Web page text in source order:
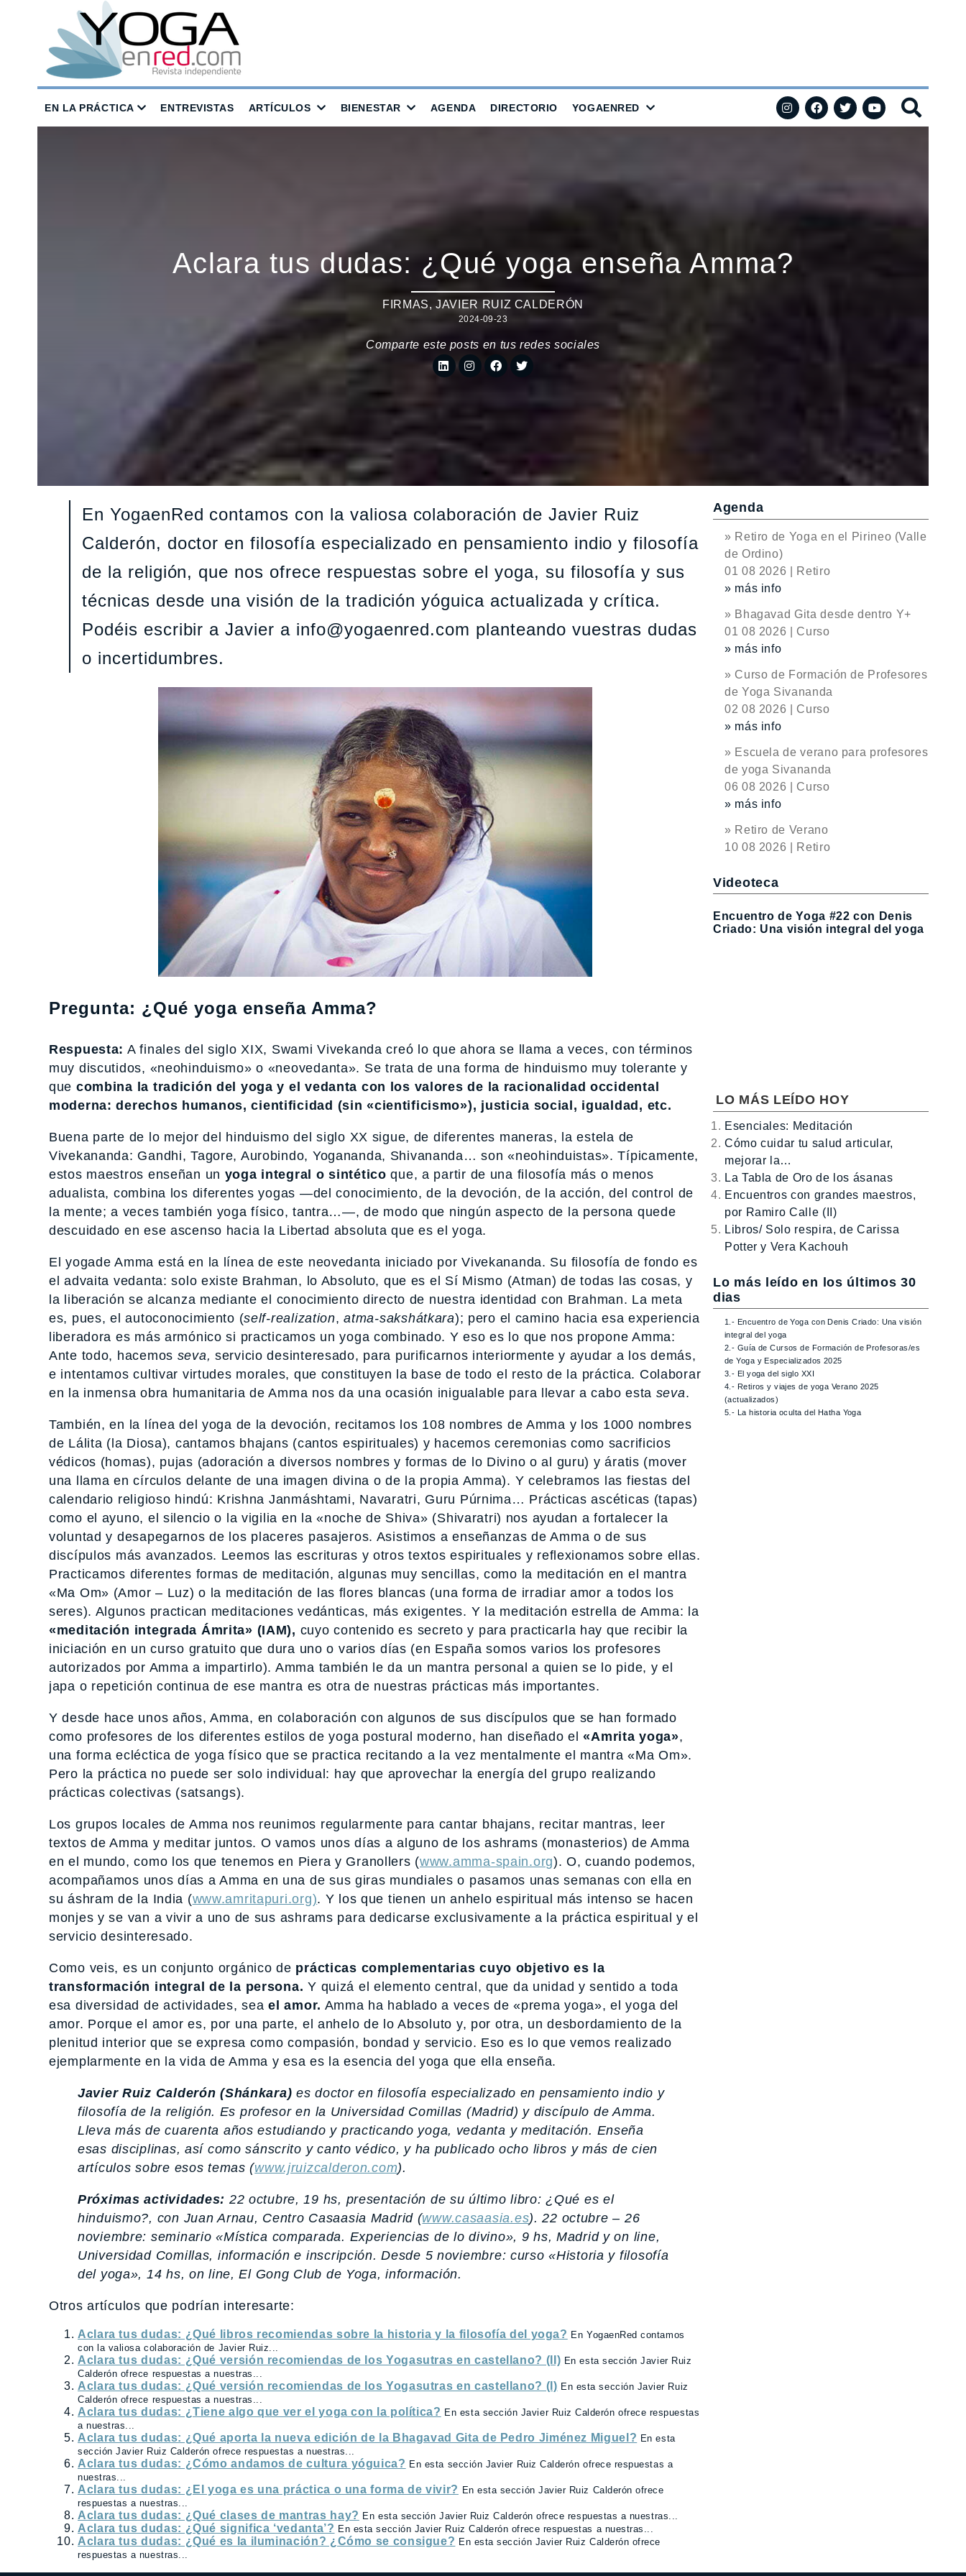
EN LA PRÁCTICA ENTREVISTAS ARTÍCULOS BIENESTAR AGENDA DIRECTORIO YOGAENRED
Aclara tus dudas: ¿Qué yoga enseña Amma?
FIRMAS,JAVIER RUIZ CALDERÓN
2024-09-23
Comparte este posts en tus redes sociales
En YogaenRed contamos con la valiosa colaboración de Javier Ruiz
Calderón, doctor en filosofía especializado en pensamiento indio y filosofía
de la religión, que nos ofrece respuestas sobre el yoga, su filosofía y sus
técnicas desde una visión de la tradición yóguica actualizada y crítica.
Podéis escribir a Javier a info@yogaenred.com planteando vuestras dudas
o incertidumbres.
Pregunta: ¿Qué yoga enseña Amma?
Respuesta: A finales del siglo XIX, Swami Vivekanda creó lo que ahora se llama a veces, con términos
muy discutidos, «neohinduismo» o «neovedanta». Se trata de una forma de hinduismo muy tolerante y
que combina la tradición del yoga y el vedanta con los valores de la racionalidad occidental
moderna: derechos humanos, cientificidad (sin «cientificismo»), justicia social, igualdad, etc.
Buena parte de lo mejor del hinduismo del siglo XX sigue, de diferentes maneras, la estela de
Vivekananda: Gandhi, Tagore, Aurobindo, Yogananda, Shivananda… son «neohinduistas». Típicamente,
estos maestros enseñan un yoga integral o sintético que, a partir de una filosofía más o menos
adualista, combina los diferentes yogas —del conocimiento, de la devoción, de la acción, del control de
la mente; a veces también yoga físico, tantra…—, de modo que ningún aspecto de la persona quede
descuidado en ese ascenso hacia la Libertad absoluta que es el yoga.
El yogade Amma está en la línea de este neovedanta iniciado por Vivekananda. Su filosofía de fondo es
el advaita vedanta: solo existe Brahman, lo Absoluto, que es el Sí Mismo (Atman) de todas las cosas, y
la liberación se alcanza mediante el conocimiento directo de nuestra identidad con Brahman. La meta
es, pues, el autoconocimiento (self-realization,atma-sakshátkara); pero el camino hacia esa experiencia
liberadora es más armónico si practicamos un yoga combinado. Y eso es lo que nos propone Amma:
Ante todo, hacemos seva, servicio desinteresado, para purificarnos interiormente y ayudar a los demás,
e intentamos cultivar virtudes morales, que constituyen la base de todo el resto de la práctica. Colaborar
en la inmensa obra humanitaria de Amma nos da una ocasión inigualable para llevar a cabo esta seva.
También, en la línea del yoga de la devoción, recitamos los 108 nombres de Amma y los 1000 nombres
de Lálita (la Diosa), cantamos bhajans (cantos espirituales) y hacemos ceremonias como sacrificios
védicos (homas), pujas (adoración a diversos nombres y formas de lo Divino o al guru) y áratis (mover
una llama en círculos delante de una imagen divina o de la propia Amma). Y celebramos las fiestas del
calendario religioso hindú: Krishna Janmáshtami, Navaratri, Guru Púrnima… Prácticas ascéticas (tapas)
como el ayuno, el silencio o la vigilia en la «noche de Shiva» (Shivaratri) nos ayudan a fortalecer la
voluntad y desapegarnos de los placeres pasajeros. Asistimos a enseñanzas de Amma o de sus
discípulos más avanzados. Leemos las escrituras y otros textos espirituales y reflexionamos sobre ellas.
Practicamos diferentes formas de meditación, algunas muy sencillas, como la meditación en el mantra
«Ma Om» (Amor – Luz) o la meditación de las flores blancas (una forma de irradiar amor a todos los
seres). Algunos practican meditaciones vedánticas, más exigentes. Y la meditación estrella de Amma: la
«meditación integrada Ámrita» (IAM), cuyo contenido es secreto y para practicarla hay que recibir la
iniciación en un curso gratuito que dura uno o varios días (en España somos varios los profesores
autorizados por Amma a impartirlo). Amma también le da un mantra personal a quien se lo pide, y el
japa o repetición continua de ese mantra es otra de nuestras prácticas más importantes.
Y desde hace unos años, Amma, en colaboración con algunos de sus discípulos que se han formado
como profesores de los diferentes estilos de yoga postural moderno, han diseñado el«Amrita yoga»,
una forma ecléctica de yoga físico que se practica recitando a la vez mentalmente el mantra «Ma Om».
Pero la práctica no puede ser solo individual: hay que aprovechar la energía del grupo realizando
prácticas colectivas (satsangs).
Los grupos locales de Amma nos reunimos regularmente para cantar bhajans, recitar mantras, leer
textos de Amma y meditar juntos. O vamos unos días a alguno de los ashrams (monasterios) de Amma
en el mundo, como los que tenemos en Piera y Granollers (www.amma-spain.org). O, cuando podemos,
acompañamos unos días a Amma en una de sus giras mundiales o pasamos unas semanas con ella en
su áshram de la India (www.amritapuri.org). Y los que tienen un anhelo espiritual más intenso se hacen
monjes y se van a vivir a uno de sus ashrams para dedicarse exclusivamente a la práctica espiritual y el
servicio desinteresado.
Como veis, es un conjunto orgánico de prácticas complementarias cuyo objetivo es la
transformación integral de la persona. Y quizá el elemento central, que da unidad y sentido a toda
esa diversidad de actividades, sea el amor. Amma ha hablado a veces de «prema yoga», el yoga del
amor. Porque el amor es, por una parte, el anhelo de lo Absoluto y, por otra, un desbordamiento de la
plenitud interior que se expresa como compasión, bondad y servicio. Eso es lo que vemos realizado
ejemplarmente en la vida de Amma y esa es la esencia del yoga que ella enseña.
Javier Ruiz Calderón (Shánkara) es doctor en filosofía especializado en pensamiento indio y
filosofía de la religión. Es profesor en la Universidad Comillas (Madrid) y discípulo de Amma.
Lleva más de cuarenta años estudiando y practicando yoga, vedanta y meditación. Enseña
esas disciplinas, así como sánscrito y canto védico, y ha publicado ocho libros y más de cien
artículos sobre esos temas (www.jruizcalderon.com).
Próximas actividades: 22 octubre, 19 hs, presentación de su último libro:¿Qué es el
hinduismo?, con Juan Arnau, Centro Casaasia Madrid (www.casaasia.es). 22 octubre – 26
noviembre: seminario «Mística comparada. Experiencias de lo divino», 9 hs, Madrid y on line,
Universidad Comillas, información e inscripción. Desde 5 noviembre: curso «Historia y filosofía
del yoga», 14 hs, on line, El Gong Club de Yoga, información.
Otros artículos que podrían interesarte:
Aclara tus dudas: ¿Qué libros recomiendas sobre la historia y la filosofía del yoga? En YogaenRed contamos
con la valiosa colaboración de Javier Ruiz...
Aclara tus dudas: ¿Qué versión recomiendas de los Yogasutras en castellano? (II) En esta sección Javier Ruiz
Calderón ofrece respuestas a nuestras...
Aclara tus dudas: ¿Qué versión recomiendas de los Yogasutras en castellano? (I) En esta sección Javier Ruiz
Calderón ofrece respuestas a nuestras...
Aclara tus dudas: ¿Tiene algo que ver el yoga con la política? En esta sección Javier Ruiz Calderón ofrece respuestas
a nuestras...
Aclara tus dudas: ¿Qué aporta la nueva edición de la Bhagavad Gita de Pedro Jiménez Miguel? En esta
sección Javier Ruiz Calderón ofrece respuestas a nuestras...
Aclara tus dudas: ¿Cómo andamos de cultura yóguica? En esta sección Javier Ruiz Calderón ofrece respuestas a
nuestras...
Aclara tus dudas: ¿El yoga es una práctica o una forma de vivir? En esta sección Javier Ruiz Calderón ofrece
respuestas a nuestras...
Aclara tus dudas: ¿Qué clases de mantras hay? En esta sección Javier Ruiz Calderón ofrece respuestas a nuestras...
Aclara tus dudas: ¿Qué significa ‘vedanta’? En esta sección Javier Ruiz Calderón ofrece respuestas a nuestras...
Aclara tus dudas: ¿Qué es la iluminación? ¿Cómo se consigue? En esta sección Javier Ruiz Calderón ofrece
respuestas a nuestras...
Agenda
» Retiro de Yoga en el Pirineo (Valle
de Ordino)
01 08 2026 | Retiro
» más info
» Bhagavad Gita desde dentro Y+
01 08 2026 | Curso
» más info
» Curso de Formación de Profesores
de Yoga Sivananda
02 08 2026 | Curso
» más info
» Escuela de verano para profesores
de yoga Sivananda
06 08 2026 | Curso
» más info
» Retiro de Verano
10 08 2026 | Retiro
Videoteca
Encuentro de Yoga #22 con Denis
Criado: Una visión integral del yoga
LO MÁS LEÍDO HOY
Esenciales: Meditación
Cómo cuidar tu salud articular,
mejorar la…
La Tabla de Oro de los ásanas
Encuentros con grandes maestros,
por Ramiro Calle (II)
Libros/ Solo respira, de Carissa
Potter y Vera Kachouh
Lo más leído en los últimos 30
dias
1.- Encuentro de Yoga con Denis Criado: Una visión
integral del yoga
2.- Guía de Cursos de Formación de Profesoras/es
de Yoga y Especializados 2025
3.- El yoga del siglo XXI
4.- Retiros y viajes de yoga Verano 2025
(actualizados)
5.- La historia oculta del Hatha Yoga